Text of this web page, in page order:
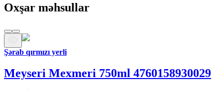
Oxşar məhsullar
Şərab qırmızı yerli
Meyseri Mexmeri 750ml 4760158930029